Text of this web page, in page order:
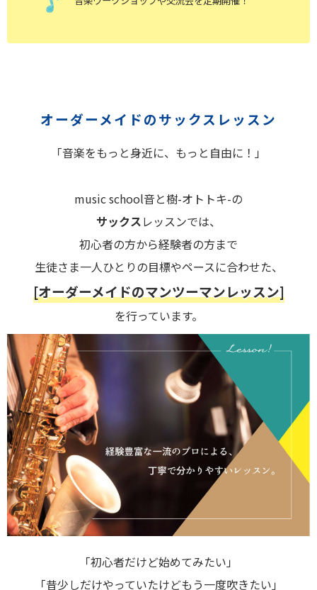
オーダーメイドのサックスレッスン
「音楽をもっと身近に、もっと自由に！」
music school音と樹-オトトキ-の
サックスレッスンでは、
初心者の方から経験者の方まで
生徒さま一人ひとりの目標やペースに合わせた、
[オーダーメイドのマンツーマンレッスン]
を行っています。
「初心者だけど始めてみたい」
「昔少しだけやっていたけどもう一度吹きたい」